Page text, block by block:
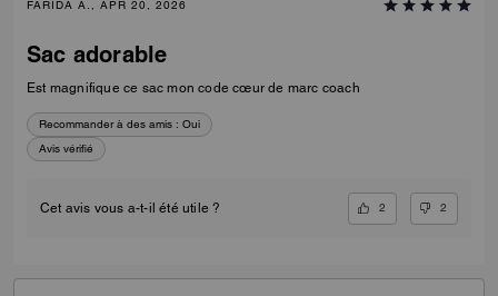
FARIDA A., APR 20, 2026
Sac adorable
Est magnifique ce sac mon code cœur de marc coach
Recommander à des amis : Oui
Avis vérifié
Cet avis vous a-t-il été utile ? 2 2